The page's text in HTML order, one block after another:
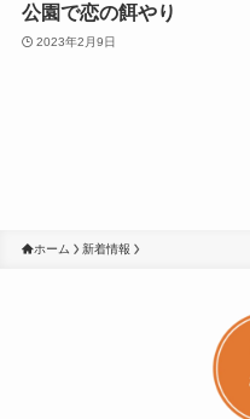
公園で恋の餌やり
2023年2月9日
ホーム 新着情報